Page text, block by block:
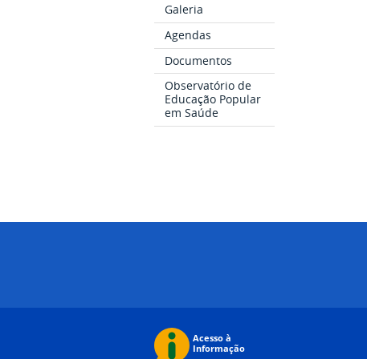
Galeria
Agendas
Documentos
Observatório de
Educação Popular
em Saúde